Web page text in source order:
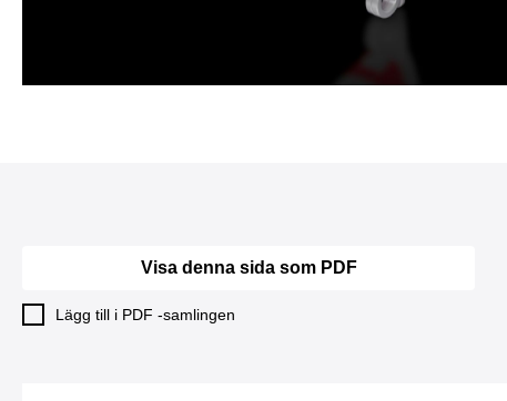
Visa denna sida som PDF
Lägg till i PDF -samlingen